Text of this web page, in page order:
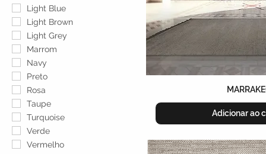
Light Blue
Light Brown
Light Grey
Marrom
Navy
Preto
Rosa
Taupe
Turquoise
Verde
Vermelho
Adicionar ao